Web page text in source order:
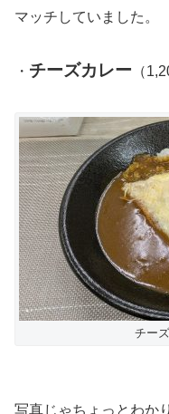
マッチしていました。
・ チーズカレー （
チー
写真じゃちょっとわか